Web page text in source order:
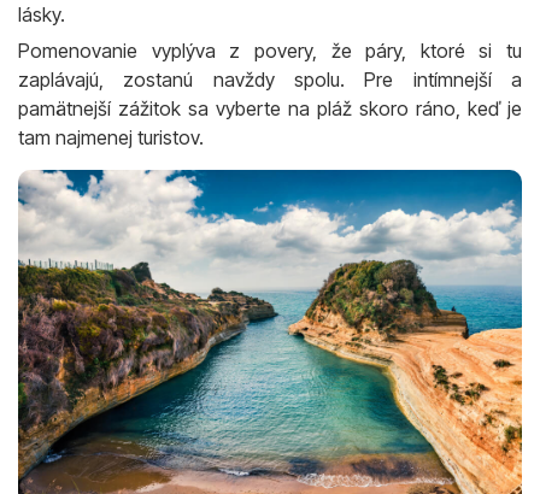
lásky.
Pomenovanie vyplýva z povery, že páry, ktoré si tu
zaplávajú, zostanú navždy spolu. Pre intímnejší a
pamätnejší zážitok sa vyberte na pláž skoro ráno, keď je
tam najmenej turistov.